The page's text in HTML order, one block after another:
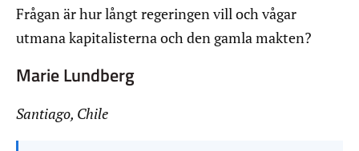
Frågan är hur långt regeringen vill och vågar
utmana kapitalisterna och den gamla makten?
Marie Lundberg
Santiago, Chile